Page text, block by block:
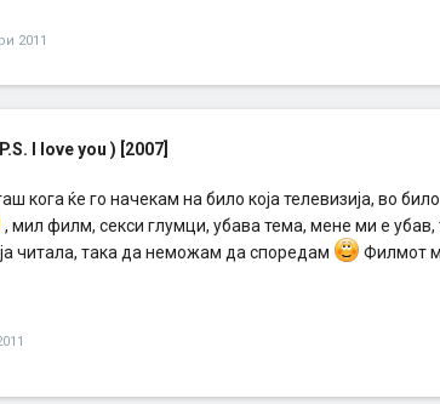
2011
I love you ) [2007]
кога ќе го начекам на било која телевизија, во
, мил филм, секси глумци, убава тема, мене ми е
читала, така да неможам да споредам
Филмот